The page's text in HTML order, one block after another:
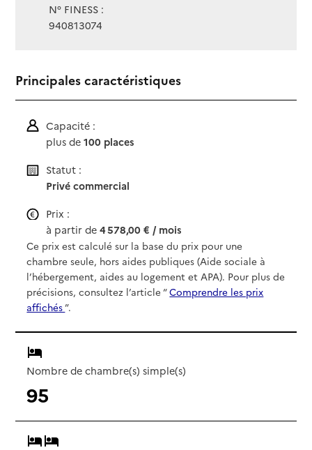
N° FINESS :
940813074
Principales caractéristiques
Capacité :
plus de100 places
Statut :
Privé commercial
Prix :
à partir de4 578,00 € / mois
Ce prix est calculé sur la base du prix pour une
chambre seule, hors aides publiques (Aide sociale à
l’hébergement, aides au logement et APA). Pour plus de
précisions, consultez l’article “Comprendre les prix
affichés”.
Nombre de chambre(s) simple(s)
95